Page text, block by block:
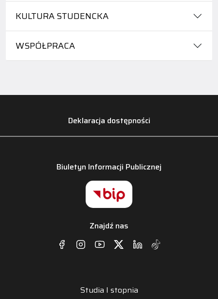
KULTURA STUDENCKA
WSPÓŁPRACA
Deklaracja dostępności
Biuletyn Informacji Publicznej
Znajdź nas
Studia I stopnia